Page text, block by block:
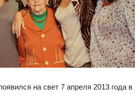
на свет 7 апреля 2013 года в